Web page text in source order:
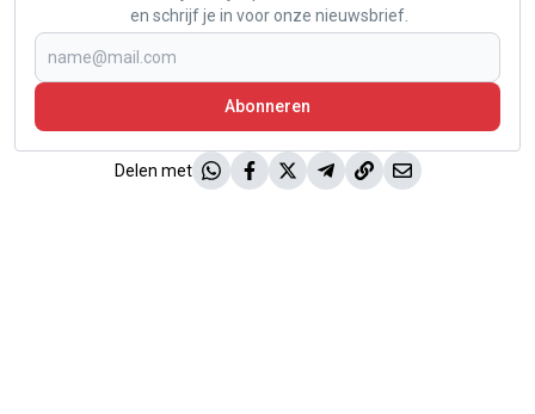
en schrijf je in voor onze nieuwsbrief.
Abonneren
Delen met